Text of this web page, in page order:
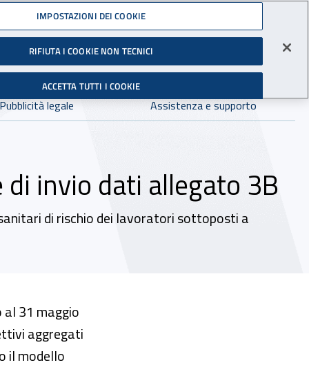
Infortuni sul Lavoro
Facebook - Sito esterno - Apertura in nuova finestra
X - Sito esterno - Apertura in nuova finestra
Instagram - Sito esterno - Apertura in
Linkedin - Sito esterno -
Youtube - Sito esterno -
Tiktok - SitoSpreaker -
Dove cercare:
in:tutto INAIL.it
Pubblicità legale Assistenza e supporto
invio dati allegato 3B
di rischio dei lavoratori sottoposti a
31 maggio
aggregati
il modello
IMPOSTAZIONI DEI COOKIE
RIFIUTA I COOKIE NON TECNICI
ACCETTA TUTTI I COOKIE